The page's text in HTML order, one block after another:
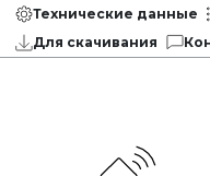
Технические данные
Для скачивания